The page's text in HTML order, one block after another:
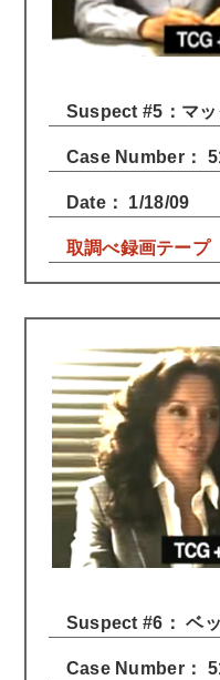
Suspect #5：マ
Case Number：
Date： 1/18/09
取調べ録画テープ
Suspect #6： ベ
Case Number：